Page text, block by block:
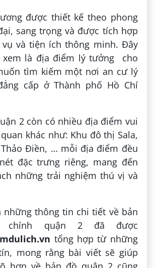
được thiết kế theo phong
sang trọng và được tích hợp
và tiện ích thông minh. Đây
xem là địa điểm lý tưởng cho
tìm kiếm một nơi an cư lý
cấp ở Thành phố Hồ Chí
2 còn có nhiều địa điểm vui
khác như: Khu đô thị Sala,
Điền, … mỗi địa điểm đều
đặc trưng riêng, mang đến
những trải nghiệm thú vị và
những thông tin chi tiết về bản
chính quận 2 đã được
tổng hợp từ những
mong rằng bài viết sẽ giúp